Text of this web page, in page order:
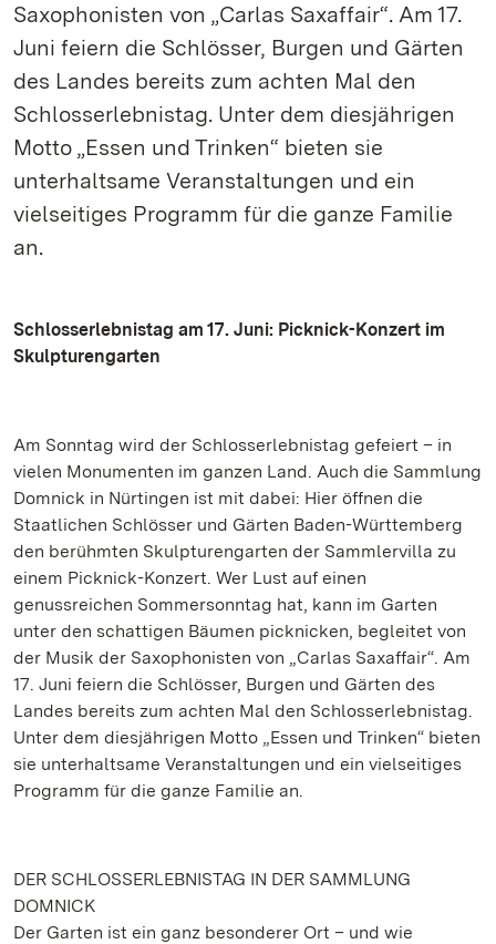
Saxophonisten von „Carlas Saxaffair“. Am 17.
Juni feiern die Schlösser, Burgen und Gärten
des Landes bereits zum achten Mal den
Schlosserlebnistag. Unter dem diesjährigen
Motto „Essen und Trinken“ bieten sie
unterhaltsame Veranstaltungen und ein
vielseitiges Programm für die ganze Familie
an.
Schlosserlebnistag am 17. Juni: Picknick-Konzert im
Skulpturengarten
Am Sonntag wird der Schlosserlebnistag gefeiert – in
vielen Monumenten im ganzen Land. Auch die Sammlung
Domnick in Nürtingen ist mit dabei: Hier öffnen die
Staatlichen Schlösser und Gärten Baden-Württemberg
den berühmten Skulpturengarten der Sammlervilla zu
einem Picknick-Konzert. Wer Lust auf einen
genussreichen Sommersonntag hat, kann im Garten
unter den schattigen Bäumen picknicken, begleitet von
der Musik der Saxophonisten von „Carlas Saxaffair“. Am
17. Juni feiern die Schlösser, Burgen und Gärten des
Landes bereits zum achten Mal den Schlosserlebnistag.
Unter dem diesjährigen Motto „Essen und Trinken“ bieten
sie unterhaltsame Veranstaltungen und ein vielseitiges
Programm für die ganze Familie an.
DER SCHLOSSERLEBNISTAG IN DER SAMMLUNG
DOMNICK
Der Garten ist ein ganz besonderer Ort – und wie